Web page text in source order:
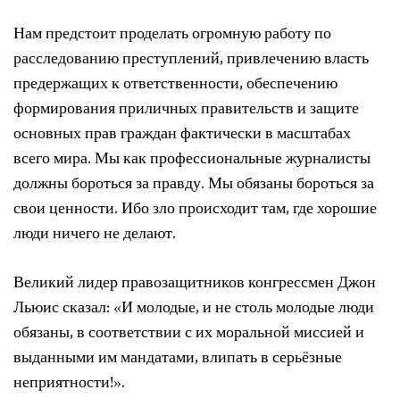
Нам предстоит проделать огромную работу по
расследованию преступлений, привлечению власть
предержащих к ответственности, обеспечению
формирования приличных правительств и защите
основных прав граждан фактически в масштабах
всего мира. Мы как профессиональные журналисты
должны бороться за правду. Мы обязаны бороться за
свои ценности. Ибо зло происходит там, где хорошие
люди ничего не делают.
Великий лидер правозащитников конгрессмен Джон
Льюис сказал: «И молодые, и не столь молодые люди
обязаны, в соответствии с их моральной миссией и
выданными им мандатами, влипать в серьёзные
неприятности!».